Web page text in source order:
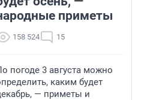
приметы
158 524 15
погоде 3 августа можно
каким будет
— приметы и